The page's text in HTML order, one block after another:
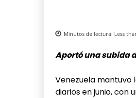
Minutos de lectura: Less
Aportó una subida
Venezuela mantuvo
diarios en junio, con